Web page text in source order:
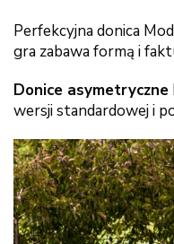
Perfekcyjna donica
gra zabawa formą i
Donice asymetryczne
wersji standardowej i